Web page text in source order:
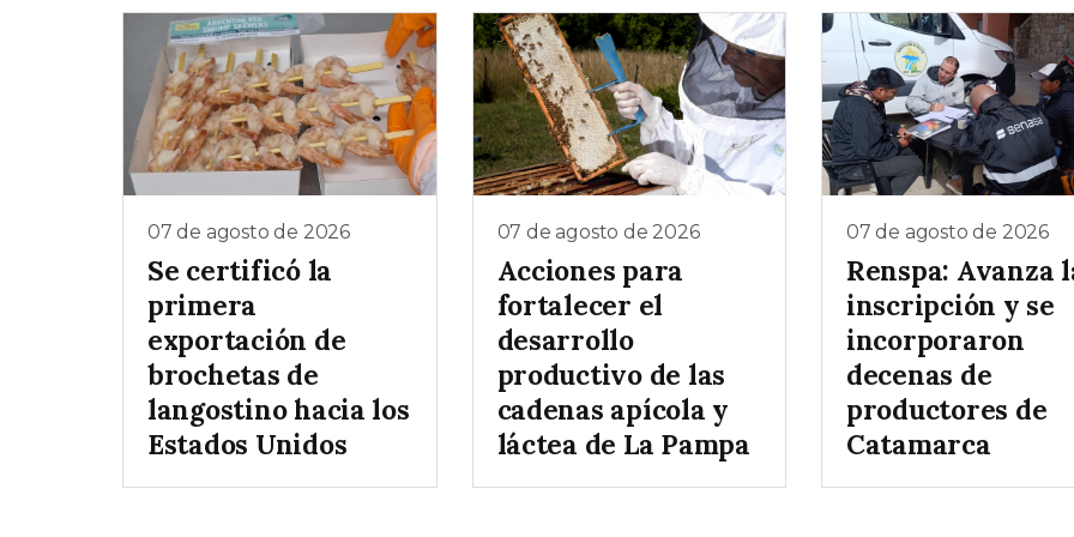
07 de agosto de 2026
Se certificó la
primera
exportación de
brochetas de
langostino hacia los
Estados Unidos
07 de agosto de 2026
Acciones para
fortalecer el
desarrollo
productivo de las
cadenas apícola y
láctea de La Pampa
07 de agosto de 2026
Renspa: Avanza
inscripción y se
incorporaron
decenas de
productores de
Catamarca